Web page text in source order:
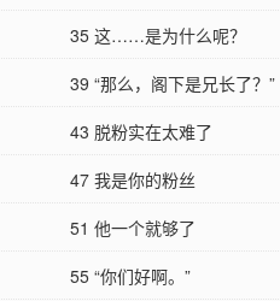
35 这……是为什么呢？
39 “那么，阁下是兄长了？”
43 脱粉实在太难了
47 我是你的粉丝
51 他一个就够了
55 “你们好啊。”